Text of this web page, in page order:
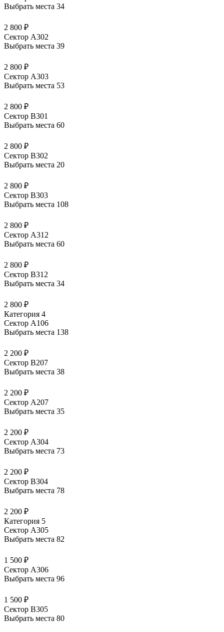
Выбрать места 34
2 800 ₽
Сектор А302
Выбрать места 39
2 800 ₽
Сектор А303
Выбрать места 53
2 800 ₽
Сектор В301
Выбрать места 60
2 800 ₽
Сектор В302
Выбрать места 20
2 800 ₽
Сектор В303
Выбрать места 108
2 800 ₽
Сектор А312
Выбрать места 60
2 800 ₽
Сектор В312
Выбрать места 34
2 800 ₽
Категория 4
Сектор А106
Выбрать места 138
2 200 ₽
Сектор В207
Выбрать места 38
2 200 ₽
Сектор А207
Выбрать места 35
2 200 ₽
Сектор А304
Выбрать места 73
2 200 ₽
Сектор В304
Выбрать места 78
2 200 ₽
Категория 5
Сектор А305
Выбрать места 82
1 500 ₽
Сектор А306
Выбрать места 96
1 500 ₽
Сектор В305
Выбрать места 80